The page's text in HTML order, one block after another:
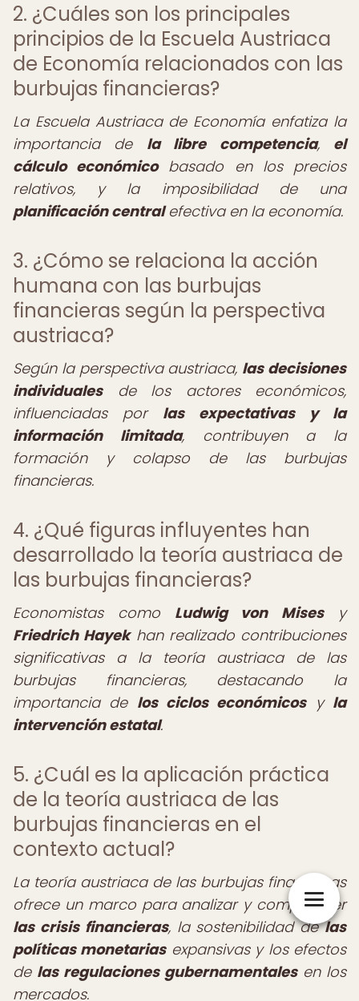
2. ¿Cuáles son los principales
principios de la Escuela Austriaca
de Economía relacionados con las
burbujas financieras?
La Escuela Austriaca de Economía enfatiza la
importancia de la libre competencia, el
cálculo económicobasado en los precios
relativos, y la imposibilidad de una
planificación centralefectiva en la economía.
3. ¿Cómo se relaciona la acción
humana con las burbujas
financieras según la perspectiva
austriaca?
Según la perspectiva austriaca, las decisiones
individualesde los actores económicos,
influenciadas por las expectativas y la
información limitada, contribuyen a la
formación y colapso de las burbujas
financieras.
4. ¿Qué figuras influyentes han
desarrollado la teoría austriaca de
las burbujas financieras?
Economistas como Ludwig von Misesy
Friedrich Hayekhan realizado contribuciones
significativas a la teoría austriaca de las
burbujas financieras, destacando la
importancia de los ciclos económicosy la
intervención estatal.
5. ¿Cuál es la aplicación práctica
de la teoría austriaca de las
burbujas financieras en el
contexto actual?
La teoría austriaca de las burbujas financieras
ofrece un marco para analizar y comprender
las crisis financieras, la sostenibilidad delas
políticas monetariasexpansivas y los efectos
de las regulaciones gubernamentalesen los
mercados.